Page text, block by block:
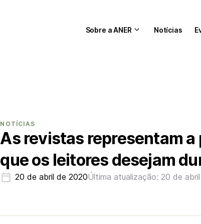
Sobre a ANER Notícias
NOTÍCIAS
As revistas representam a
que os leitores desejam
20 de abril de 2020Última atualização: 20 de